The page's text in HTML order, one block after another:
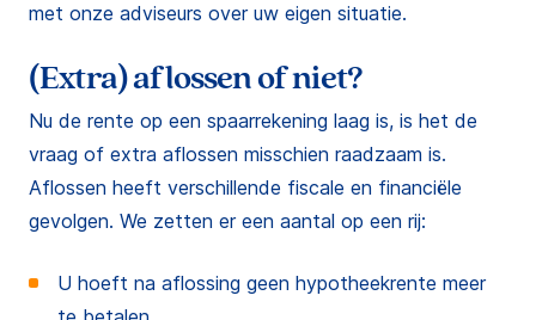
met onze adviseurs over uw eigen situatie.
(Extra) aflossen of niet?
Nu de rente op een spaarrekening laag is, is het de
vraag of extra aflossen misschien raadzaam is.
Aflossen heeft verschillende fiscale en financiële
gevolgen. We zetten er een aantal op een rij:
U hoeft na aflossing geen hypotheekrente meer